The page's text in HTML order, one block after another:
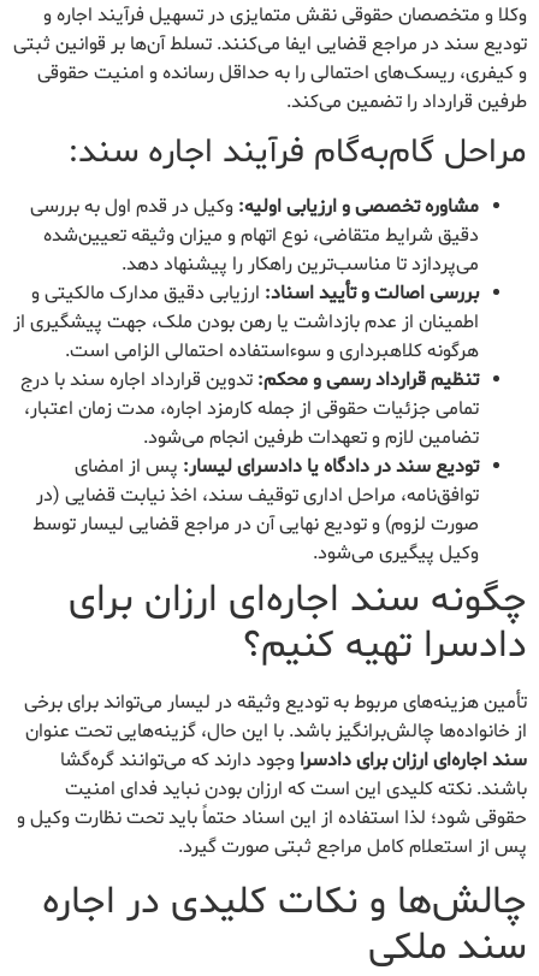
وکلا و متخصصان حقوقی نقش متمایزی در تسهیل فرآیند اجاره و
تودیع سند در مراجع قضایی ایفا می‌کنند. تسلط آن‌ها بر قوانین ثبتی
و کیفری، ریسک‌های احتمالی را به حداقل رسانده و امنیت حقوقی
طرفین قرارداد را تضمین می‌کند.
مراحل گام‌به‌گام فرآیند اجاره سند:
مشاوره تخصصی و ارزیابی اولیه: وکیل در قدم اول به بررسی
دقیق شرایط متقاضی، نوع اتهام و میزان وثیقه تعیین‌شده
می‌پردازد تا مناسب‌ترین راهکار را پیشنهاد دهد.
بررسی اصالت و تأیید اسناد: ارزیابی دقیق مدارک مالکیتی و
اطمینان از عدم بازداشت یا رهن بودن ملک، جهت پیشگیری از
هرگونه کلاهبرداری و سوءاستفاده احتمالی الزامی است.
تنظیم قرارداد رسمی و محکم: تدوین قرارداد اجاره سند با درج
تمامی جزئیات حقوقی از جمله کارمزد اجاره، مدت زمان اعتبار،
تضامین لازم و تعهدات طرفین انجام می‌شود.
تودیع سند در دادگاه یا دادسرای لیسار: پس از امضای
توافق‌نامه، مراحل اداری توقیف سند، اخذ نیابت قضایی (در
صورت لزوم) و تودیع نهایی آن در مراجع قضایی لیسار توسط
وکیل پیگیری می‌شود.
چگونه سند اجاره‌ای ارزان برای
دادسرا تهیه کنیم؟
تأمین هزینه‌های مربوط به تودیع وثیقه در لیسار می‌تواند برای برخی
از خانواده‌ها چالش‌برانگیز باشد. با این حال، گزینه‌هایی تحت عنوان
سند اجاره‌ای ارزان برای دادسرا وجود دارند که می‌توانند گره‌گشا
باشند. نکته کلیدی این است که ارزان بودن نباید فدای امنیت
حقوقی شود؛ لذا استفاده از این اسناد حتماً باید تحت نظارت وکیل و
پس از استعلام کامل مراجع ثبتی صورت گیرد.
چالش‌ها و نکات کلیدی در اجاره
سند ملکی